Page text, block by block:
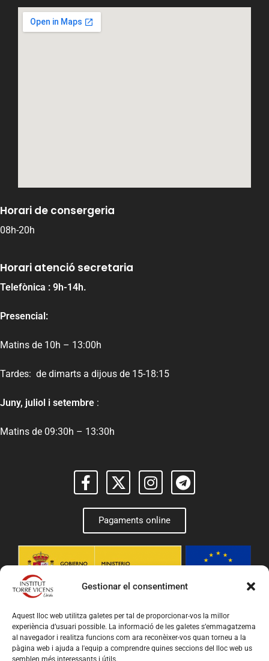
Gestionar el consentiment
Aquest lloc web utilitza galetes per tal de proporcionar-vos la millor
experiència d’usuari possible. La informació de les galetes s’emmagatzema
al navegador i realitza funcions com ara reconèixer-vos quan torneu a la
pàgina web i ajuda a l'equip a comprendre quines seccions del lloc web us
semblen més interessants i útils.
Horari de consergeria
08h-20h
Horari atenció secretaria
Telefònica : 9h-14h.
Presencial:
Matins de 10h – 13:00h
Tardes: de dimarts a dijous de 15-18:15
Juny, juliol i setembre :
Matins de 09:30h – 13:30h
Pagaments online